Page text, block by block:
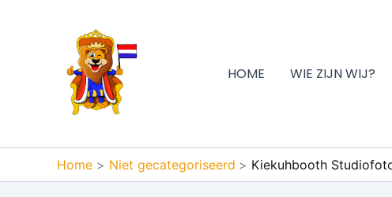
HOME WIE ZIJN WIJ?
Home Niet gecategoriseerd Kiekuhbooth